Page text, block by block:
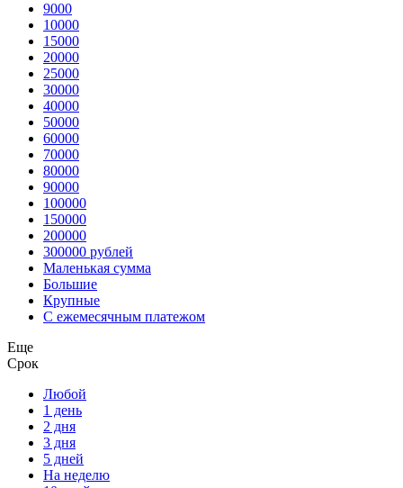
9000
10000
15000
20000
25000
30000
40000
50000
60000
70000
80000
90000
100000
150000
200000
300000 рублей
Маленькая сумма
Большие
Крупные
С ежемесячным платежом
Еще
Срок
Любой
1 день
2 дня
3 дня
5 дней
На неделю